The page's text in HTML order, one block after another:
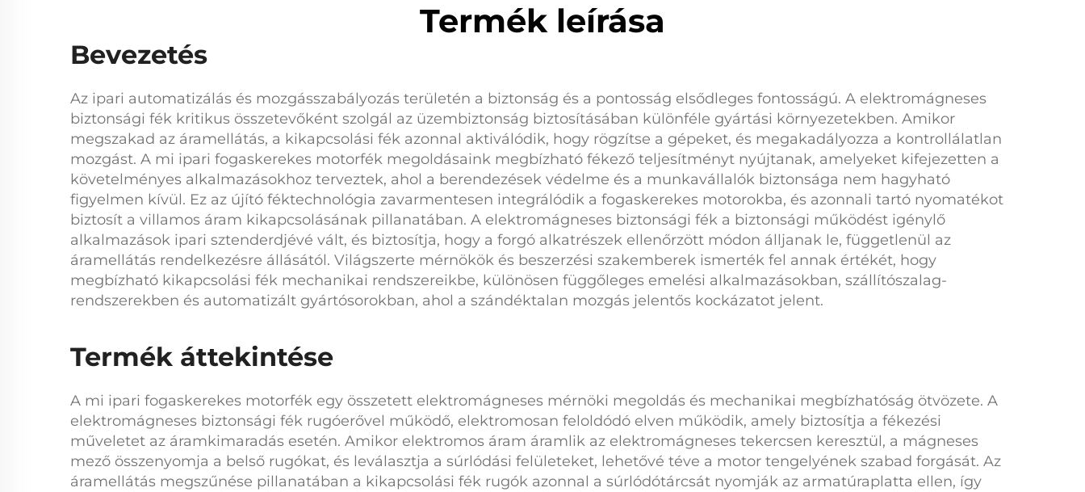
Termék leírása
Bevezetés
Az ipari automatizálás és mozgásszabályozás területén a biztonság és a pontosság elsődleges fontosságú. A elektromágneses
biztonsági fék kritikus összetevőként szolgál az üzembiztonság biztosításában különféle gyártási környezetekben. Amikor
megszakad az áramellátás, a kikapcsolási fék azonnal aktiválódik, hogy rögzítse a gépeket, és megakadályozza a kontrollálatlan
mozgást. A mi ipari fogaskerekes motorfék megoldásaink megbízható fékező teljesítményt nyújtanak, amelyeket kifejezetten a
követelményes alkalmazásokhoz terveztek, ahol a berendezések védelme és a munkavállalók biztonsága nem hagyható
figyelmen kívül. Ez az újító féktechnológia zavarmentesen integrálódik a fogaskerekes motorokba, és azonnali tartó nyomatékot
biztosít a villamos áram kikapcsolásának pillanatában. A elektromágneses biztonsági fék a biztonsági működést igénylő
alkalmazások ipari sztenderdjévé vált, és biztosítja, hogy a forgó alkatrészek ellenőrzött módon álljanak le, függetlenül az
áramellátás rendelkezésre állásától. Világszerte mérnökök és beszerzési szakemberek ismerték fel annak értékét, hogy
megbízható kikapcsolási fék mechanikai rendszereikbe, különösen függőleges emelési alkalmazásokban, szállítószalag-
rendszerekben és automatizált gyártósorokban, ahol a szándéktalan mozgás jelentős kockázatot jelent.
Termék áttekintése
A mi ipari fogaskerekes motorfék egy összetett elektromágneses mérnöki megoldás és mechanikai megbízhatóság ötvözete. A
elektromágneses biztonsági fék rugóerővel működő, elektromosan feloldódó elven működik, amely biztosítja a fékezési
műveletet az áramkimaradás esetén. Amikor elektromos áram áramlik az elektromágneses tekercsen keresztül, a mágneses
mező összenyomja a belső rugókat, és leválasztja a súrlódási felületeket, lehetővé téve a motor tengelyének szabad forgását. Az
áramellátás megszűnése pillanatában a kikapcsolási fék rugók azonnal a súrlódótárcsát nyomják az armatúraplatta ellen, így